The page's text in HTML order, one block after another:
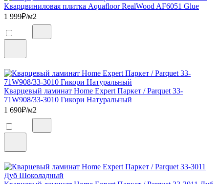
Кварцвиниловая плитка Aquafloor RealWood AF6051 Glue
1 999₽/м2
Кварцевый ламинат Home Expert Паркет / Parquet 33-
71W908/33-3010 Гикори Натуральный
1 690₽/м2